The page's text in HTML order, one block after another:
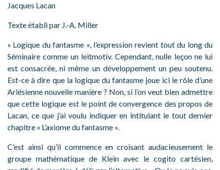
Jacques Lacan
Texte établi par J.-A. Miller
« Logique du fantasme », l’expression revient tout du long du
Séminaire comme un leitmotiv. Cependant, nulle leçon ne lui
est consacrée, ni même un développement un peu soutenu.
Est-ce à dire que la logique du fantasme joue ici le rôle d’une
Arlésienne nouvelle manière ? Non, si l’on veut bien admettre
que cette logique est le point de convergence des propos de
Lacan, ce que j’ai voulu indiquer en intitulant le tout dernier
chapitre « L’axiome du fantasme ».
C’est ainsi qu’il commence en croisant audacieusement le
groupe mathématique de Klein avec le cogito cartésien,